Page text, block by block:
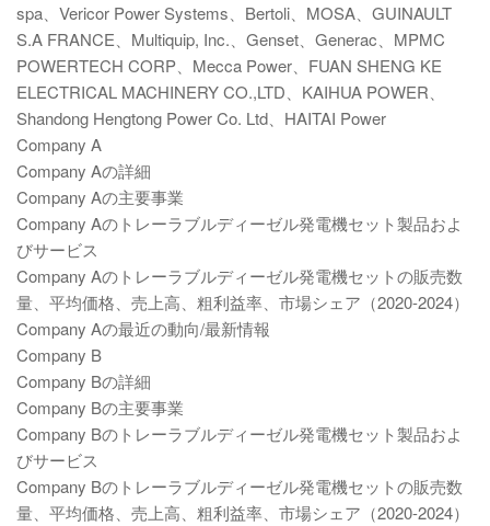
spa、Vericor Power Systems、Bertoli、MOSA、GUINAULT
S.A FRANCE、Multiquip, Inc.、Genset、Generac、MPMC
POWERTECH CORP、Mecca Power、FUAN SHENG KE
ELECTRICAL MACHINERY CO.,LTD、KAIHUA POWER、
Shandong Hengtong Power Co. Ltd、HAITAI Power
Company A
Company Aの詳細
Company Aの主要事業
Company Aのトレーラブルディーゼル発電機セット製品およ
びサービス
Company Aのトレーラブルディーゼル発電機セットの販売数
量、平均価格、売上高、粗利益率、市場シェア（2020-2024）
Company Aの最近の動向/最新情報
Company B
Company Bの詳細
Company Bの主要事業
Company Bのトレーラブルディーゼル発電機セット製品およ
びサービス
Company Bのトレーラブルディーゼル発電機セットの販売数
量、平均価格、売上高、粗利益率、市場シェア（2020-2024）